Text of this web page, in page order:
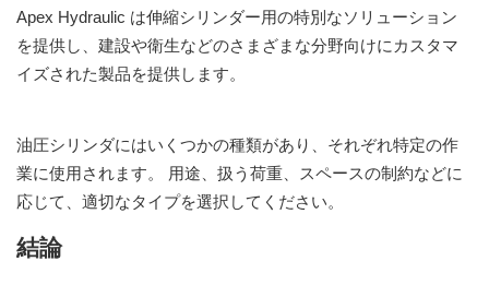
Apex Hydraulic は伸縮シリンダー用の特別なソリューション
を提供し、建設や衛生などのさまざまな分野向けにカスタマ
イズされた製品を提供します。
油圧シリンダにはいくつかの種類があり、それぞれ特定の作
業に使用されます。 用途、扱う荷重、スペースの制約などに
応じて、適切なタイプを選択してください。
結論